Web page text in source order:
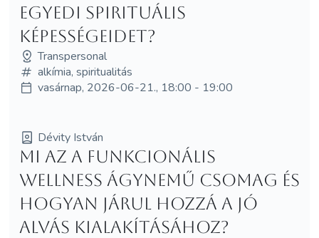
egyedi spirituális
képességeidet?
Transpersonal
alkímia, spiritualitás
vasárnap, 2026-06-21., 18:00 - 19:00
Dévity István
Mi az a funkcionális
wellness ágynemű csomag és
hogyan járul hozzá a jó
alvás kialakításához?